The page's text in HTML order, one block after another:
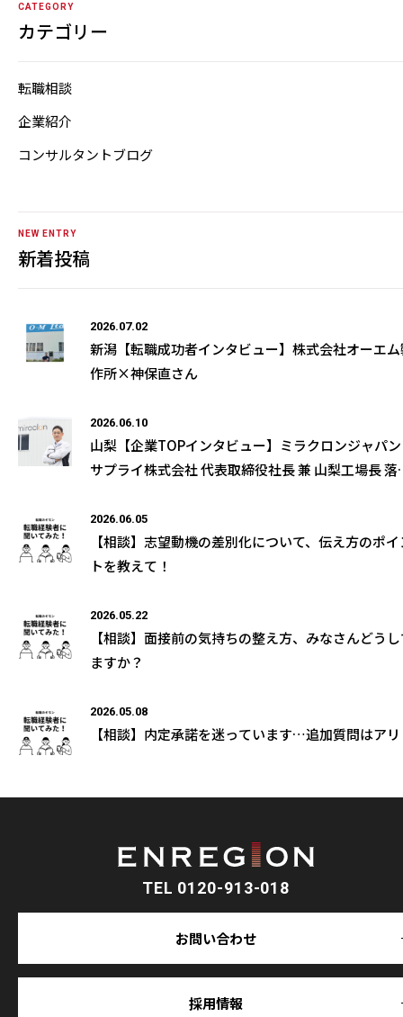
CATEGORY
カテゴリー
転職相談
企業紹介
コンサルタントブログ
NEW ENTRY
新着投稿
2026.07.02
新潟【転職成功者インタビュー】株式会社オーエ
作所×神保直さん
2026.06.10
山梨【企業TOPインタビュー】ミラクロンジャパン
サプライ株式会社 代表取締役社長 兼 山梨工場長 落
2026.06.05
【相談】志望動機の差別化について、伝え方のポ
トを教えて！
2026.05.22
【相談】面接前の気持ちの整え方、みなさんどう
ますか？
2026.05.08
【相談】内定承諾を迷っています…追加質問はア
TEL 0120-913-018
お問い合わせ
採用情報